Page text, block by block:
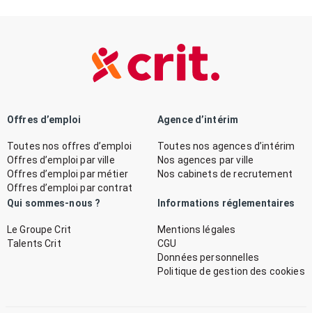
Offres d’emploi
Toutes nos offres d’emploi
Offres d’emploi par ville
Offres d’emploi par métier
Offres d’emploi par contrat
Agence d’intérim
Toutes nos agences d’intérim
Nos agences par ville
Nos cabinets de recrutement
Qui sommes-nous ?
Le Groupe Crit
Talents Crit
Informations réglementaires
Mentions légales
CGU
Données personnelles
Politique de gestion des cookies